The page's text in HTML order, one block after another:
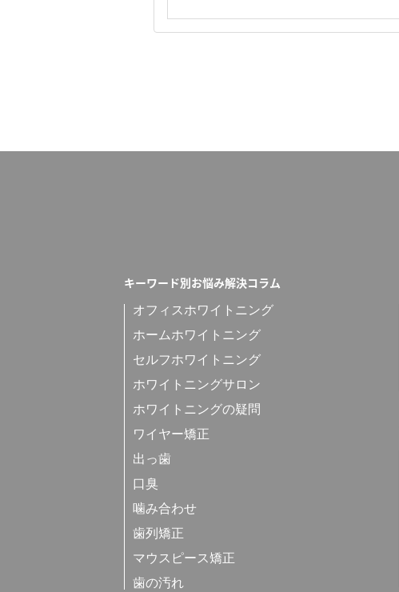
キーワード別お悩み解決コラム
オフィスホワイトニング
ホームホワイトニング
セルフホワイトニング
ホワイトニングサロン
ホワイトニングの疑問
ワイヤー矯正
出っ歯
口臭
噛み合わせ
歯列矯正
マウスピース矯正
歯の汚れ